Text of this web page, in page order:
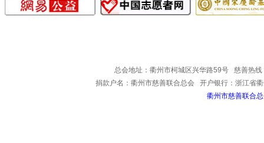
总会地址：衢州市柯城区兴华路59号 慈善热
捐款户名：衢州市慈善联合总会 开户银行：浙江省
衢州市慈善联合